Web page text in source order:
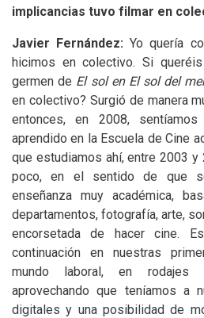
implicancias tuvo filmar en
Javier Fernández:Yo quería
hicimos en colectivo. Si
germen de El sol en El sol del
en colectivo? Surgió de manera
entonces, en 2008,
aprendido en la Escuela de Cine
que estudiamos ahí, entre 2003 y
poco, en el sentido de que
enseñanza muy académica,
departamentos, fotografía, arte,
encorsetada de hacer cine.
continuación en nuestras
mundo laboral, en rodajes
aprovechando que teníamos a
digitales y una posibilidad de